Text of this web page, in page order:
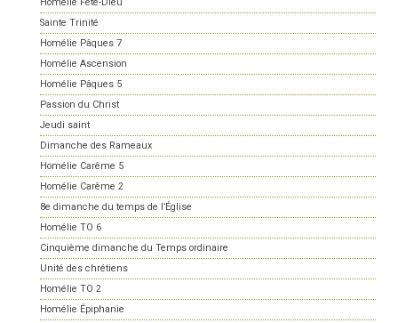
Homélie Fête-Dieu
Sainte Trinité
Homélie Pâques 7
Homélie Ascension
Homélie Pâques 5
Passion du Christ
Jeudi saint
Dimanche des Rameaux
Homélie Carême 5
Homélie Carême 2
8e dimanche du temps de l’Église
Homélie TO 6
Cinquième dimanche du Temps ordinaire
Unité des chrétiens
Homélie TO 2
Homélie Épiphanie